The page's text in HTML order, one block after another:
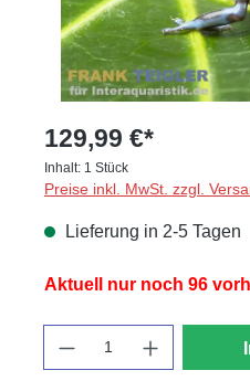
129,99 €*
Inhalt: 1 Stück
Preise inkl. MwSt. zzgl.
Lieferung in 2-5 Tagen
Aktuell nur noch 96